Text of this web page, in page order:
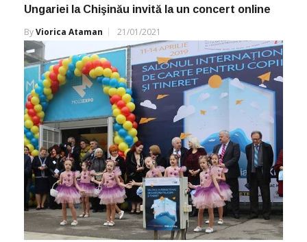
Ungariei la Chişinău invită la un concert online
ByViorica Ataman 21/01/2021